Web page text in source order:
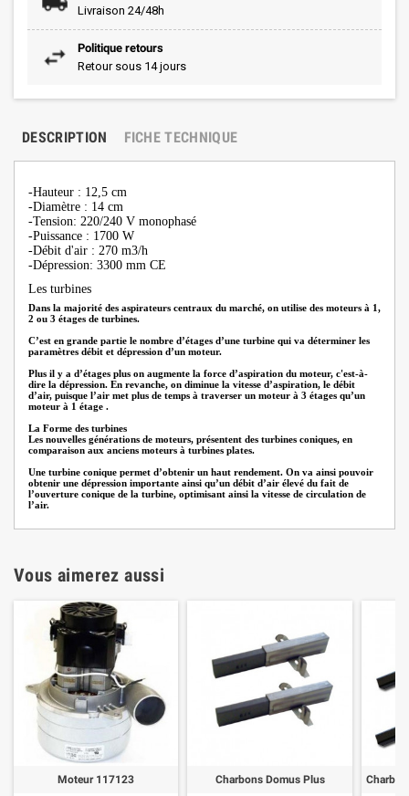
Livraison 24/48h
Politique retours
Retour sous 14 jours
DESCRIPTION FICHE TECHNIQUE
-Hauteur : 12,5 cm
-Diamètre : 14 cm
-Tension: 220/240 V monophasé
-Puissance : 1700 W
-Débit d'air : 270 m3/h
-Dépression: 3300 mm CE
Les turbines
Dans la majorité des aspirateurs centraux du marché, on utilise des moteurs à 1,
2 ou 3 étages de turbines.
C’est en grande partie le nombre d’étages d’une turbine qui va déterminer les
paramètres débit et dépression d’un moteur.
Plus il y a d’étages plus on augmente la force d’aspiration du moteur, c'est-à-
dire la dépression. En revanche, on diminue la vitesse d’aspiration, le débit
d’air, puisque l’air met plus de temps à traverser un moteur à 3 étages qu’un
moteur à 1 étage .
La Forme des turbines
Les nouvelles générations de moteurs, présentent des turbines coniques, en
comparaison aux anciens moteurs à turbines plates.
Une turbine conique permet d’obtenir un haut rendement. On va ainsi pouvoir
obtenir une dépression importante ainsi qu’un débit d’air élevé du fait de
l’ouverture conique de la turbine, optimisant ainsi la vitesse de circulation de
l’air.
Vous aimerez aussi
Moteur 117123 Charbons Domus Plus